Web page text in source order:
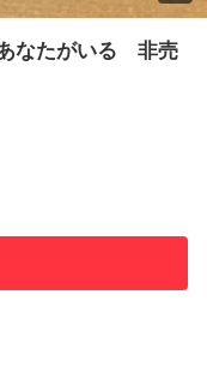
なたがいる 非売